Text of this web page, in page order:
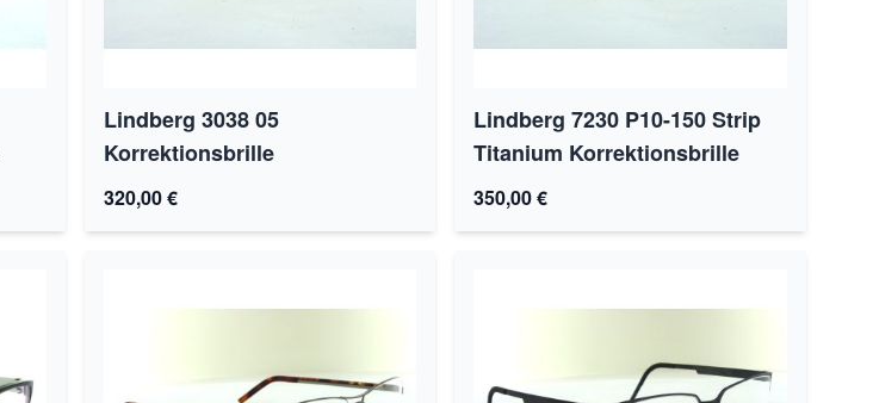
Lindberg 3038 05
Korrektionsbrille
320,00 €
Lindberg 7230 P10-150 Strip
Titanium Korrektionsbrille
350,00 €